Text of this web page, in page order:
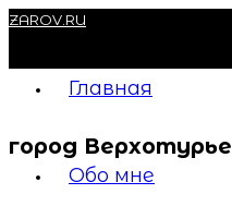
ZAROV.RU
Главная
Обо мне
город Верхотурье